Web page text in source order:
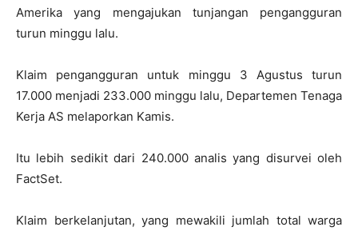
Amerika yang mengajukan tunjangan pengangguran
turun minggu lalu.
Klaim pengangguran untuk minggu 3 Agustus turun
17.000 menjadi 233.000 minggu lalu, Departemen Tenaga
Kerja AS melaporkan Kamis.
Itu lebih sedikit dari 240.000 analis yang disurvei oleh
FactSet.
Klaim berkelanjutan, yang mewakili jumlah total warga